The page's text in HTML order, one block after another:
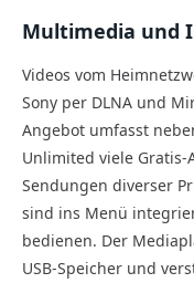
Multimedia und
Videos vom
Sony per DLNA und
Angebot umfasst
Unlimited viele Gratis-
Sendungen diverser
sind ins Menü
bedienen. Der
USB-Speicher und